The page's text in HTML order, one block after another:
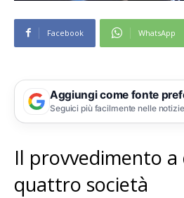
Facebook WhatsApp
Aggiungi come fonte
Seguici più facilmente nelle
Il provvedimento a
quattro società